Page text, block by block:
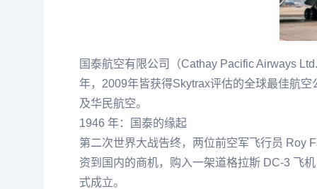
国泰航空有限公司（Cathay Pacific Airways
年，2009年皆获得Skytrax评估的全球最佳航
及华民航空。
1946 年：国泰的缘起
第二次世界大战告终，两位前空军飞行员 Roy
资到国内的商机，购入一架道格拉斯 DC-3 飞
式成立。